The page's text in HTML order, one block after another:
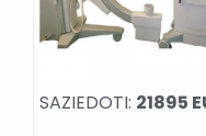
SAZIEDOTI: 21895